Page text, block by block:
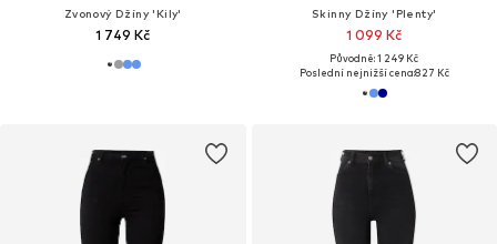
Zvonový Džíny 'Kily'
1 749 Kč
Skinny Džíny 'Plenty'
1 099 Kč
Původně: 1 249 Kč
Poslední nejnižší cena:827 Kč